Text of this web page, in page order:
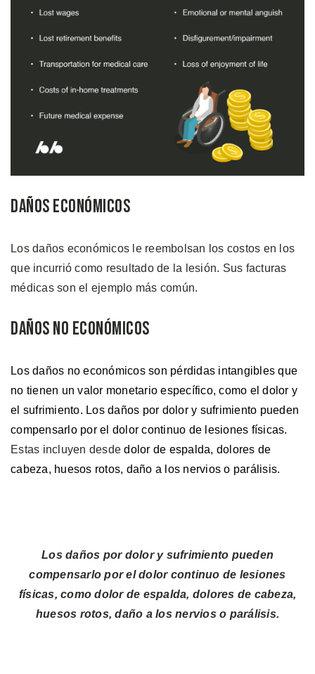
Daños Económicos
Los daños económicos le reembolsan los costos en los
que incurrió como resultado de la lesión. Sus facturas
médicas son el ejemplo más común.
Daños no Económicos
Los daños no económicos son pérdidas intangibles que
no tienen un valor monetario específico, como el dolor y
el sufrimiento. Los daños por dolor y sufrimiento pueden
compensarlo por el dolor continuo de lesiones físicas.
Estas incluyen desde dolor de espalda, dolores de
cabeza, huesos rotos, daño a los nervios o parálisis.
Los daños por dolor y sufrimiento pueden
compensarlo por el dolor continuo de lesiones
físicas, como dolor de espalda, dolores de cabeza,
huesos rotos, daño a los nervios o parálisis.